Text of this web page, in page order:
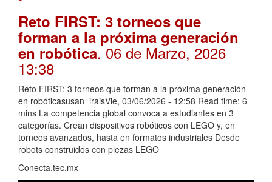
Reto FIRST: 3 torneos que
forman a la próxima generación
en robótica. 06 de Marzo, 2026
13:38
Reto FIRST: 3 torneos que forman a la próxima generación
en robóticasusan_iraisVie, 03/06/2026 - 12:58 Read time: 6
mins La competencia global convoca a estudiantes en 3
categorías. Crean dispositivos robóticos con LEGO y, en
torneos avanzados, hasta en formatos industriales Desde
robots construidos con piezas LEGO
Conecta.tec.mx